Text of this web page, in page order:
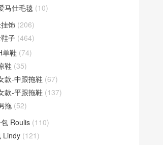
马仕毛毯 (10)
饰 (206)
子 (464)
单鞋 (74)
鞋 (35)
款-中跟拖鞋 (67)
款-平跟拖鞋 (137)
拖 (52)
Roulis (110)
Lindy (121)